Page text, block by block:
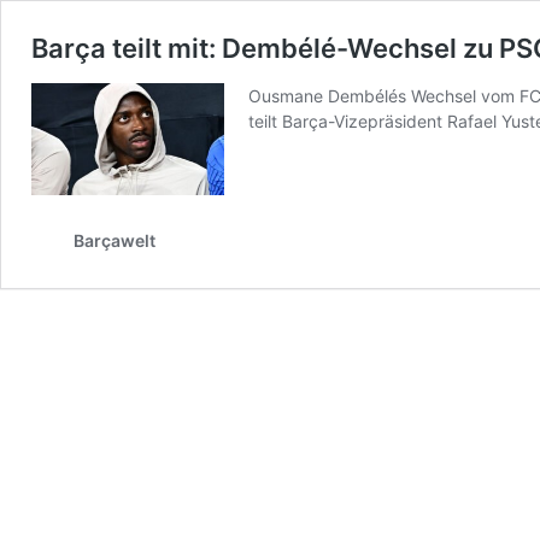
Barça teilt mit: Dembélé-Wechsel zu
Ousmane Dembélés Wechsel vom
teilt Barça-Vizepräsident Rafael
Barçawelt